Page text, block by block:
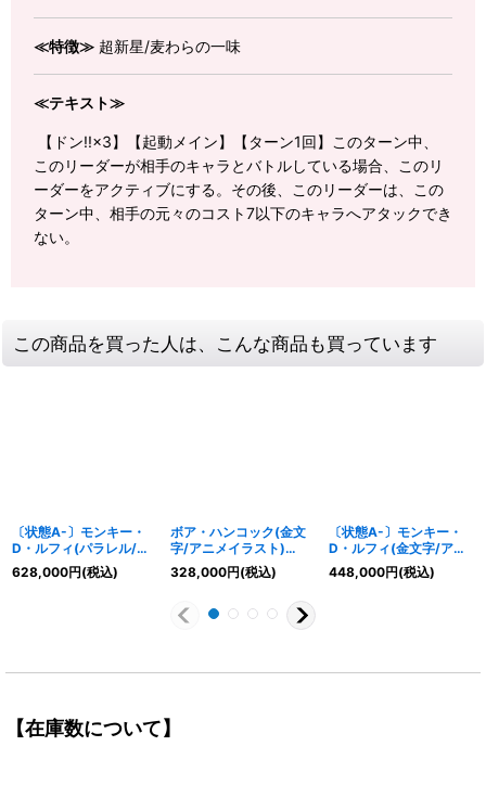
≪特徴≫ 超新星/麦わらの一味
≪テキスト≫
【ドン!!×3】【起動メイン】【ターン1回】このターン中、
このリーダーが相手のキャラとバトルしている場合、このリ
ーダーをアクティブにする。その後、このリーダーは、この
ターン中、相手の元々のコスト7以下のキャラへアタックでき
ない。
この商品を買った人は、こんな商品も買っています
〔状態A-〕モンキー・
D・ルフィ(パラレル/漫
画背景/漫画絵)
【SEC/SP】{EB02-
628,000円(税込)
ボア・ハンコック(金文
字/アニメイラスト)
【L】{OP07-038}
328,000円(税込)
〔状態A-〕モンキー・
D・ルフィ(金文字/アニ
メイラスト)【L】
{OP05-060}
448,000円(税込)
【在庫数について】